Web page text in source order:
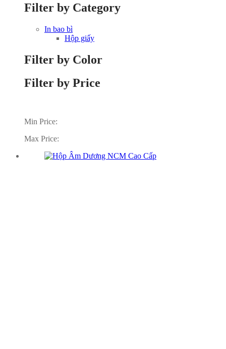
Filter by Category
In bao bì
Hộp giấy
Filter by Color
Filter by Price
Min Price:
Max Price: